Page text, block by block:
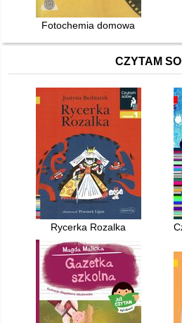
Fotochemia domowa
CZYTAM
Rycerka Rozalka